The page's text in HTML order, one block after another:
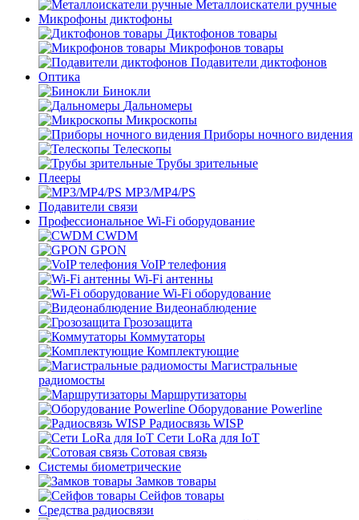
Металлоискатели ручные
Микрофоны диктофоны
Диктофонов товары
Микрофонов товары
Подавители диктофонов
Оптика
Бинокли
Дальномеры
Микроскопы
Приборы ночного видения
Телескопы
Трубы зрительные
Плееры
MP3/MP4/PS
Подавители связи
Профессиональное Wi-Fi оборудование
CWDM
GPON
VoIP телефония
Wi-Fi антенны
Wi-Fi оборудование
Видеонаблюдение
Грозозащита
Коммутаторы
Комплектующие
Магистральные
радиомосты
Маршрутизаторы
Оборудование Powerline
Радиосвязь WISP
Сети LoRa для IoT
Сотовая связь
Системы биометрические
Замков товары
Сейфов товары
Средства радиосвязи